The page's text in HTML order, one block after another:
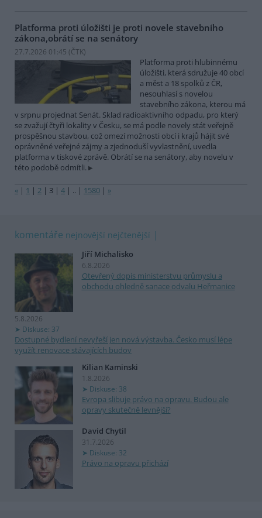
Platforma proti úložišti je proti novele stavebního
zákona,obrátí se na senátory
27.7.2026 01:45 (ČTK)
Platforma proti hlubinnému
úložišti, která sdružuje 40 obcí
a měst a 18 spolků z ČR,
nesouhlasí s novelou
stavebního zákona, kterou má
v srpnu projednat Senát. Sklad radioaktivního odpadu, pro který
se zvažují čtyři lokality v Česku, se má podle novely stát veřejně
prospěšnou stavbou, což omezí možnosti obcí i krajů hájit své
oprávněné veřejné zájmy a zjednoduší vyvlastnění, uvedla
platforma v tiskové zprávě. Obrátí se na senátory, aby novelu v
této podobě odmítli.
« | 1 | 2 | 3 | 4 | .. | 1580 | »
komentáře nejnovější nejčtenější
Jiří Michalisko
6.8.2026
Otevřený dopis ministerstvu průmyslu a
obchodu ohledně sanace odvalu Heřmanice
5.8.2026
Diskuse: 37
Dostupné bydlení nevyřeší jen nová výstavba. Česko musí lépe
využít renovace stávajících budov
Kilian Kaminski
1.8.2026
Diskuse: 38
Evropa slibuje právo na opravu. Budou ale
opravy skutečně levnější?
David Chytil
31.7.2026
Diskuse: 32
Právo na opravu přichází